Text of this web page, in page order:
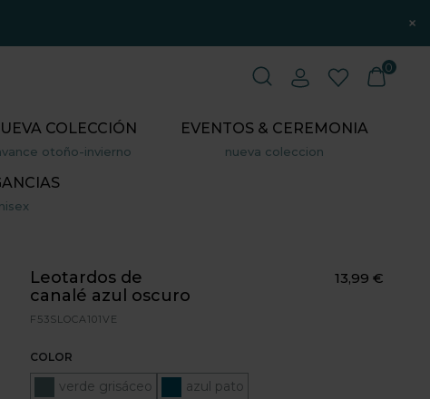
×
COLECCIÓN
otoño-invierno
EVENTOS & CEREMONIA
nueva coleccion
0
Leotardos de
canalé azul oscuro
13,99 €
F53SLOCA101VE
COLOR
verde grisáceo azul pato